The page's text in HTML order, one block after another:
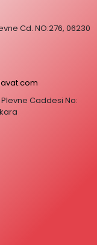
Cd. NO:276, 06230
Caddesi No: